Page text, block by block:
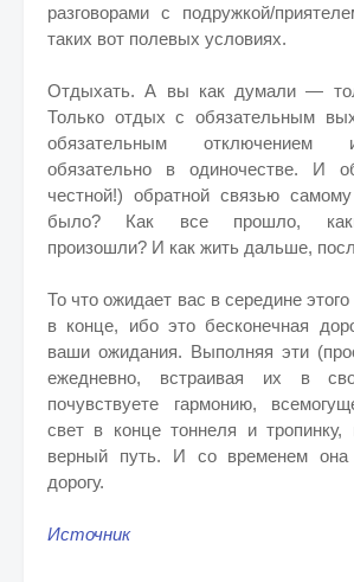
разговорами с подружкой/
таких вот полевых условиях.
Отдыхать. А вы как думали —
Только отдых с обязательным
обязательным отключением
обязательно в одиночестве. И
честной!) обратной связью
было? Как все прошло,
произошли? И как жить дальше,
То что ожидает вас в середине
в конце, ибо это бесконечная
ваши ожидания. Выполняя эти
ежедневно, встраивая их в
почувствуете гармонию,
свет в конце тоннеля и тропинку,
верный путь. И со временем она
дорогу.
Источник